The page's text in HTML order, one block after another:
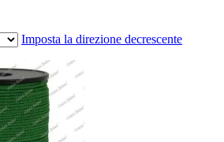
Imposta la direzione decrescente